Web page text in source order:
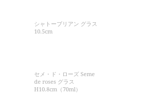
シャトーブリアン グラス
10.5cm
セメ・ド・ローズ Seme
de roses グラス
H10.8cm（70ml）